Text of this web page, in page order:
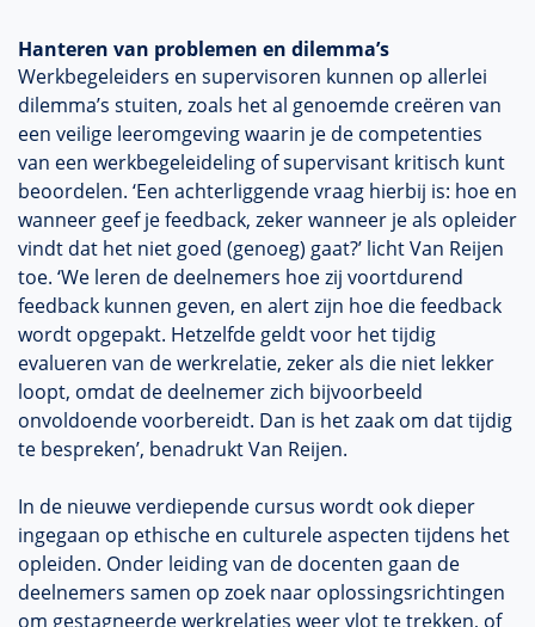
Hanteren van problemen en dilemma’s
Werkbegeleiders en supervisoren kunnen op allerlei
dilemma’s stuiten, zoals het al genoemde creëren van
een veilige leeromgeving waarin je de competenties
van een werkbegeleideling of supervisant kritisch kunt
beoordelen. ‘Een achterliggende vraag hierbij is: hoe en
wanneer geef je feedback, zeker wanneer je als opleider
vindt dat het niet goed (genoeg) gaat?’ licht Van Reijen
toe. ‘We leren de deelnemers hoe zij voortdurend
feedback kunnen geven, en alert zijn hoe die feedback
wordt opgepakt. Hetzelfde geldt voor het tijdig
evalueren van de werkrelatie, zeker als die niet lekker
loopt, omdat de deelnemer zich bijvoorbeeld
onvoldoende voorbereidt. Dan is het zaak om dat tijdig
te bespreken’, benadrukt Van Reijen.
In de nieuwe verdiepende cursus wordt ook dieper
ingegaan op ethische en culturele aspecten tijdens het
opleiden. Onder leiding van de docenten gaan de
deelnemers samen op zoek naar oplossingsrichtingen
om gestagneerde werkrelaties weer vlot te trekken, of